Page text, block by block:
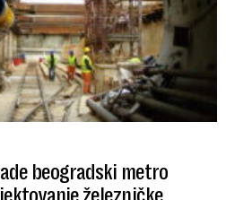
beogradski metro